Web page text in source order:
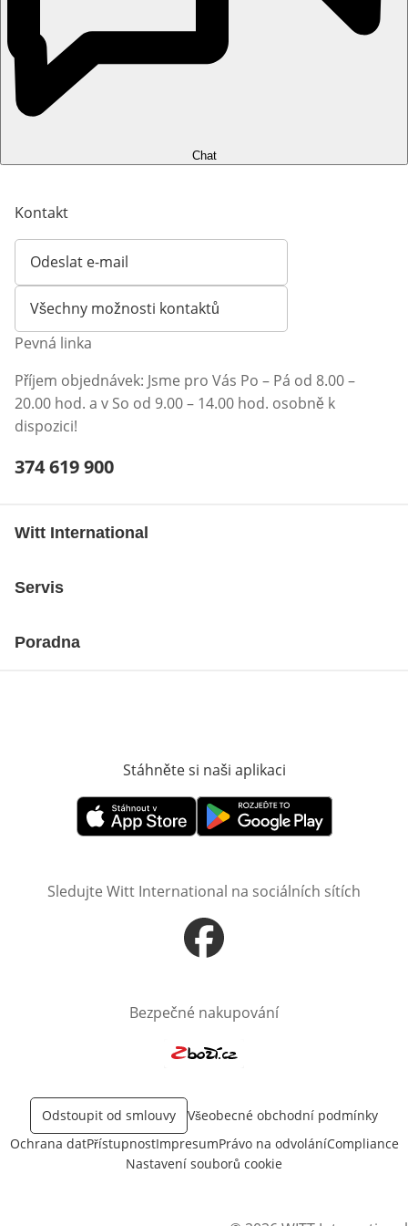
Chat
Kontakt
Odeslat e-mail
Otevírá e-mailového klienta
Všechny možnosti kontaktů
Pevná linka
Příjem objednávek: Jsme pro Vás Po – Pá od 8.00 –
20.00 hod. a v So od 9.00 – 14.00 hod. osobně k
dispozici!
Telefonní číslo:
374 619 900
Witt International
Servis
Poradna
Stáhněte si naši aplikaci
Otevře v novém okněOtevře v novém okně
Sledujte Witt International na sociálních sítích
Otevře v novém okně
Bezpečné nakupování
Odstoupit od smlouvy
Všeobecné obchodní podmínky
Ochrana datPřístupnostImpresumPrávo na odvoláníCompliance
Nastavení souborů cookie